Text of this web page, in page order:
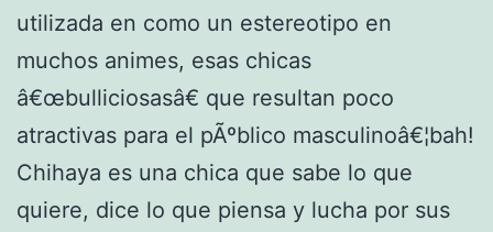
utilizada en como un estereotipo en
muchos animes, esas chicas
â€œbulliciosasâ€ que resultan poco
atractivas para el pÃºblico masculinoâ€¦bah!
Chihaya es una chica que sabe lo que
quiere, dice lo que piensa y lucha por sus